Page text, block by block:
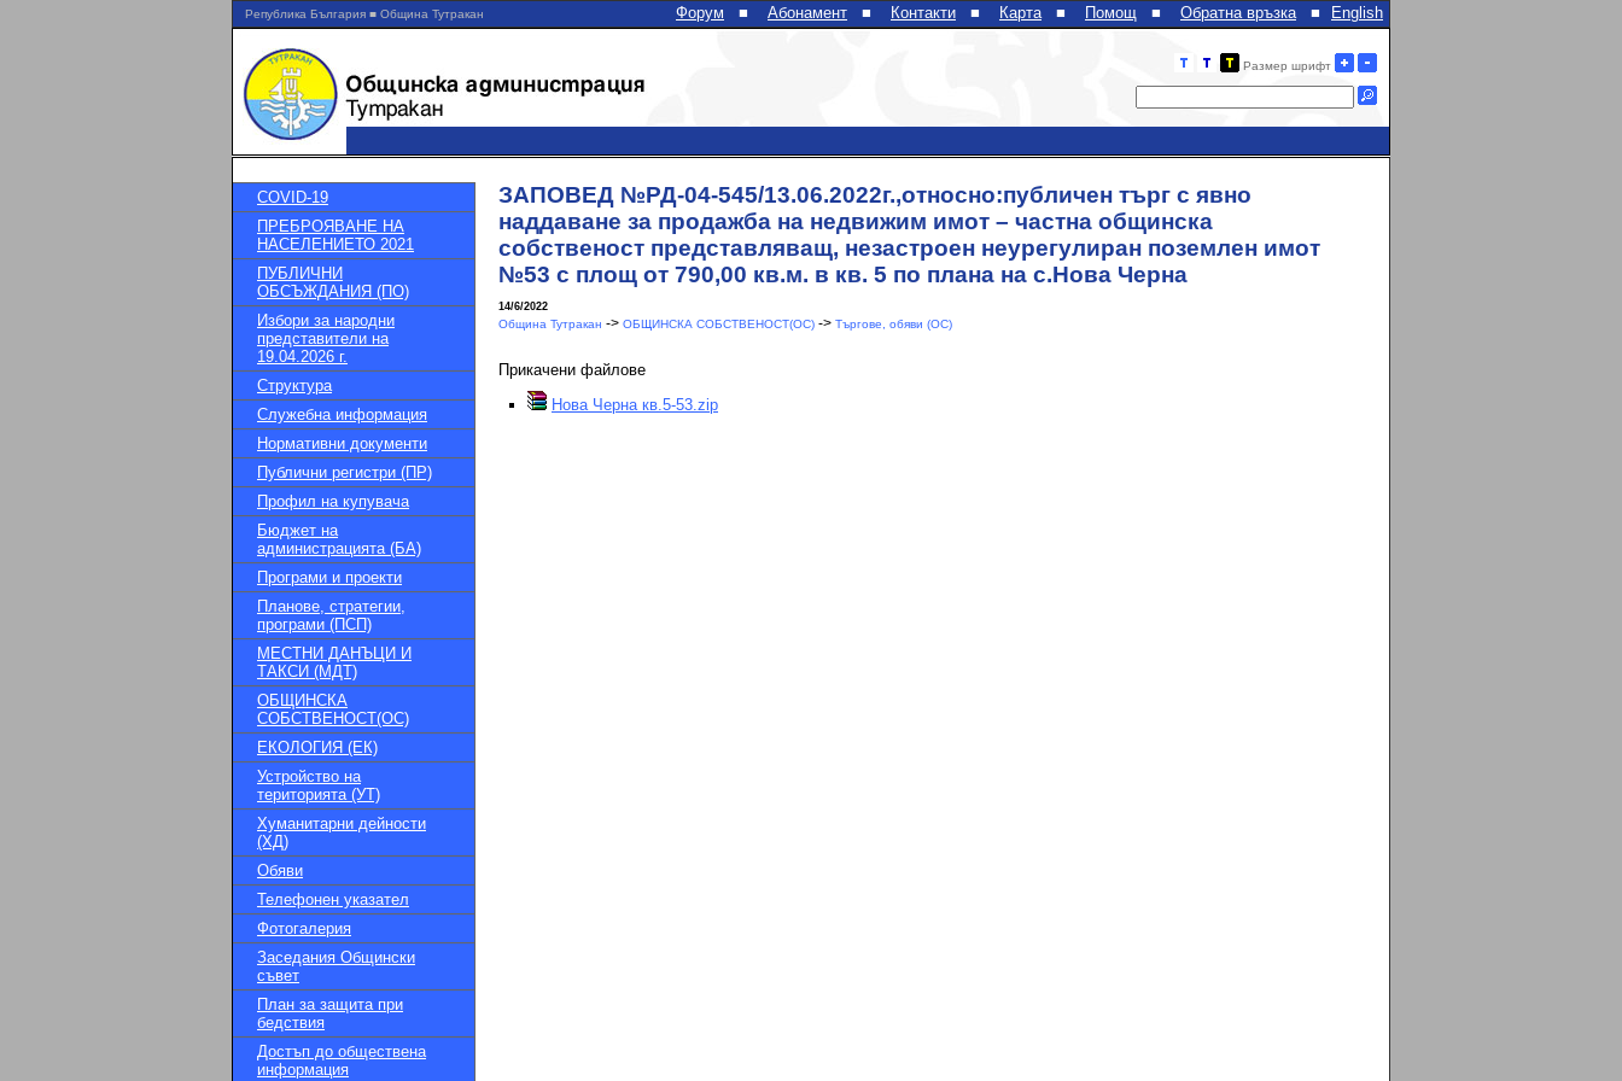
Република България ■ Община Тутракан English
Форум ■ Абонамент ■ Контакти ■ Карта ■ Помощ ■ Обратна връзка ■
Размер шрифт
COVID-19
ПРЕБРОЯВАНЕ НА
НАСЕЛЕНИЕТО 2021
ПУБЛИЧНИ
ОБСЪЖДАНИЯ (ПО)
Избори за народни
представители на
19.04.2026 г.
Структура
Служебна информация
Нормативни документи
Публични регистри (ПР)
Профил на купувача
Бюджет на
администрацията (БА)
Програми и проекти
Планове, стратегии,
програми (ПСП)
МЕСТНИ ДАНЪЦИ И
ТАКСИ (МДТ)
ОБЩИНСКА
СОБСТВЕНОСТ(ОС)
ЕКОЛОГИЯ (ЕК)
Устройство на
територията (УТ)
Хуманитарни дейности
(ХД)
Обяви
Телефонен указател
Фотогалерия
Заседания Общински
съвет
План за защита при
бедствия
Достъп до обществена
информация
ЗАПОВЕД №РД-04-545/13.06.2022г.,относно:публичен търг с явно
наддаване за продажба на недвижим имот – частна общинска
собственост представляващ, незастроен неурегулиран поземлен имот
№53 с площ от 790,00 кв.м. в кв. 5 по плана на с.Нова Черна
14/6/2022
Община Тутракан -> ОБЩИНСКА СОБСТВЕНОСТ(ОС) -> Търгове, обяви (ОС)
Прикачени файлове
Нова Черна кв.5-53.zip